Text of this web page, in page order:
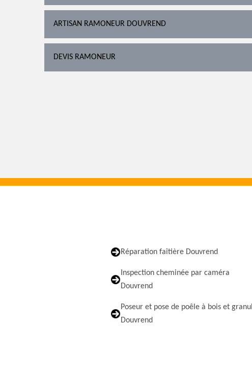
ARTISAN RAMONEUR DOUVREND
DEVIS RAMONEUR
Réparation faîtière Douvrend
Inspection cheminée par caméra
Douvrend
Poseur et pose de poêle à bois et
Douvrend